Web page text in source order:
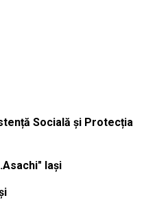
Socială și Protecția
Iași